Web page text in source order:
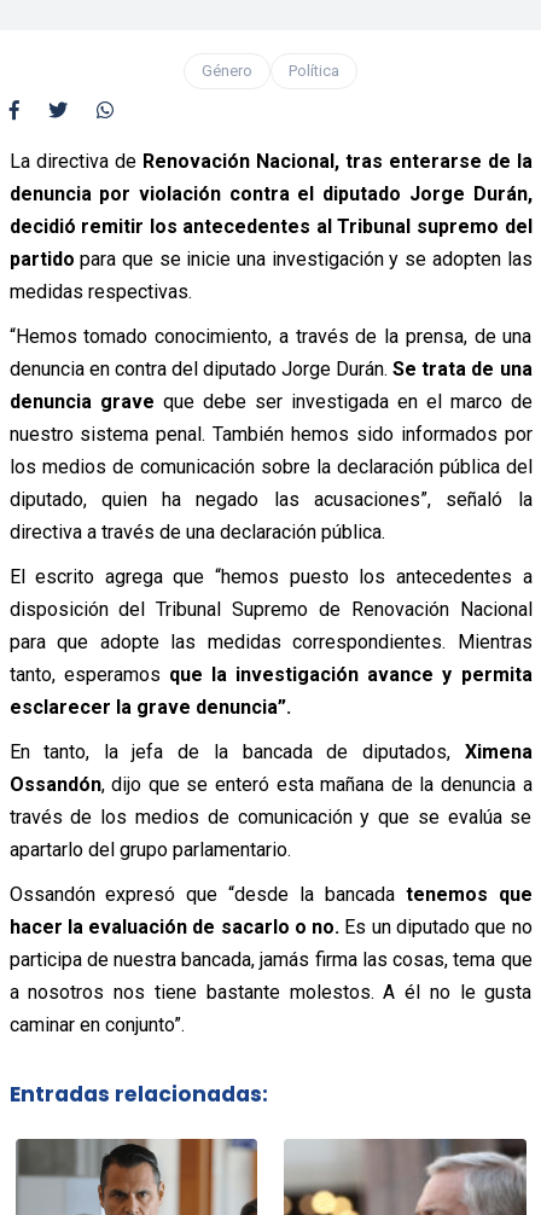
Género Política
La directiva de Renovación Nacional, tras enterarse de la
denuncia por violación contra el diputado Jorge Durán,
decidió remitir los antecedentes al Tribunal supremo del
partido para que se inicie una investigación y se adopten las
medidas respectivas.
“Hemos tomado conocimiento, a través de la prensa, de una
denuncia en contra del diputado Jorge Durán.Se trata de una
denuncia grave que debe ser investigada en el marco de
nuestro sistema penal. También hemos sido informados por
los medios de comunicación sobre la declaración pública del
diputado, quien ha negado las acusaciones”, señaló la
directiva a través de una declaración pública.
El escrito agrega que “hemos puesto los antecedentes a
disposición del Tribunal Supremo de Renovación Nacional
para que adopte las medidas correspondientes. Mientras
tanto, esperamos que la investigación avance y permita
esclarecer la grave denuncia”.
En tanto, la jefa de la bancada de diputados, Ximena
Ossandón, dijo que se enteró esta mañana de la denuncia a
través de los medios de comunicación y que se evalúa se
apartarlo del grupo parlamentario.
Ossandón expresó que “desde la bancada tenemos que
hacer la evaluación de sacarlo o no. Es un diputado que no
participa de nuestra bancada, jamás firma las cosas, tema que
a nosotros nos tiene bastante molestos. A él no le gusta
caminar en conjunto”.
Entradas relacionadas: